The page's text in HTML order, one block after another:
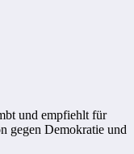
und empfiehlt für
gegen Demokratie und